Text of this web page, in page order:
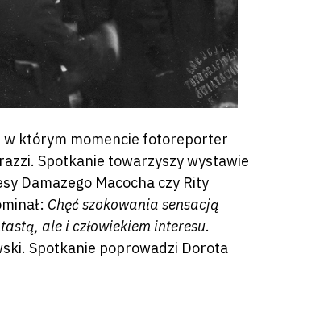
w którym momencie fotoreporter
Spotkanie towarzyszy wystawie
Damazego Macocha czy Rity
Chęć szokowania sensacją
ale i człowiekiem interesu.
Spotkanie poprowadzi Dorota